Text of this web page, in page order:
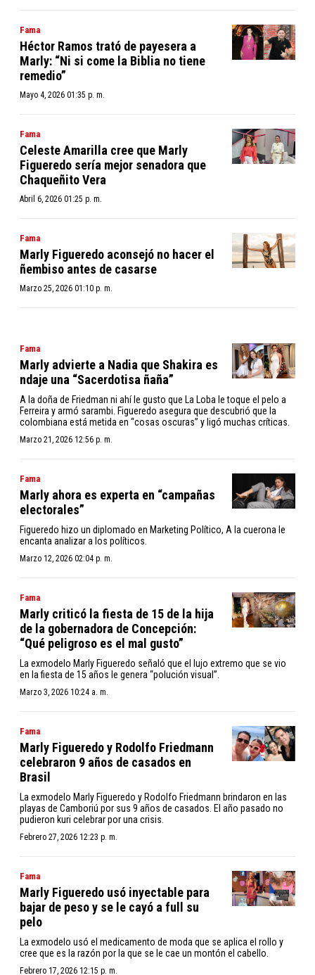
Fama
Héctor Ramos trató de payesera a
Marly: “Ni si come la Biblia no tiene
remedio”
Mayo 4, 2026 01:35 p. m.
Fama
Celeste Amarilla cree que Marly
Figueredo sería mejor senadora que
Chaqueñito Vera
Abril 6, 2026 01:25 p. m.
Fama
Marly Figueredo aconsejó no hacer el
ñembiso antes de casarse
Marzo 25, 2026 01:10 p. m.
Fama
Marly advierte a Nadia que Shakira es
ndaje una “Sacerdotisa ñaña”
A la doña de Friedman ni ahí le gusto que La Loba le toque el pelo a
Ferreira y armó sarambi. Figueredo asegura que descubrió que la
colombiana está metida en “cosas oscuras” y ligó muchas críticas.
Marzo 21, 2026 12:56 p. m.
Fama
Marly ahora es experta en “campañas
electorales”
Figueredo hizo un diplomado en Marketing Político, A la cuerona le
encanta analizar a los políticos.
Marzo 12, 2026 02:04 p. m.
Fama
Marly criticó la fiesta de 15 de la hija
de la gobernadora de Concepción:
“Qué peligroso es el mal gusto”
La exmodelo Marly Figueredo señaló que el lujo extremo que se vio
en la fiesta de 15 años le genera “polución visual”.
Marzo 3, 2026 10:24 a. m.
Fama
Marly Figueredo y Rodolfo Friedmann
celebraron 9 años de casados en
Brasil
La exmodelo Marly Figueredo y Rodolfo Friedmann brindaron en las
playas de Camboriú por sus 9 años de casados. El año pasado no
pudieron kuri celebrar por una crisis.
Febrero 27, 2026 12:23 p. m.
Fama
Marly Figueredo usó inyectable para
bajar de peso y se le cayó a full su
pelo
La exmodelo usó el medicamento de moda que se aplica el rollo y
cree que es la razón por la que se le cae un montón el cabello.
Febrero 17, 2026 12:15 p. m.